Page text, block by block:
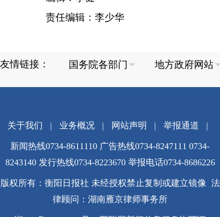
责任编辑：李少华
友情链接：
关于我们 | 业务概况| 网站声明 | 举报通道 |
新闻热线0734-8611110 广告热线0734-8247111 0734-
8243140 发行热线0734-8223670 举报电话0734-8686226
版权所有：衡阳日报社 未经授权禁止复制或建立镜像 法
律顾问：湖南雁京律师事务所